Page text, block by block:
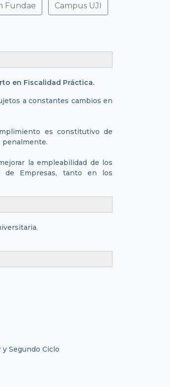
Fundae Campus UJI
en Fiscalidad Práctica.
a constantes cambios en
es constitutivo de
penalmente.
la empleabilidad de los
de Empresas, tanto en los
Segundo Ciclo